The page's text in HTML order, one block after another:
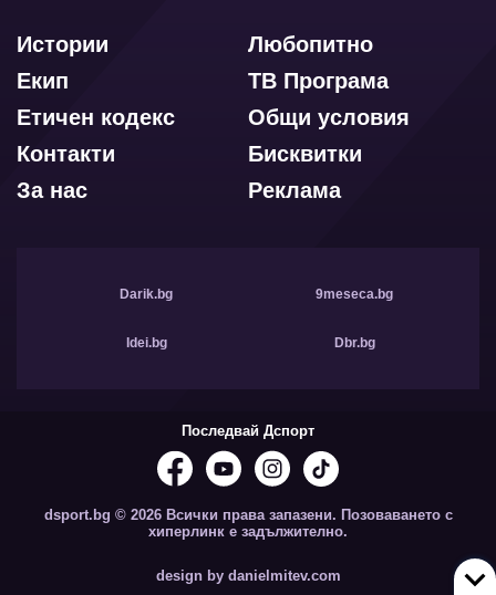
Любопитно
Истории
ТВ Програма
Екип
Общи условия
Етичен кодекс
Бисквитки
Контакти
Реклама
За нас
Darik.bg 9meseca.bg
Idei.bg Dbr.bg
Последвай Дспорт
dsport.bg © 2026 Всички права запазени. Позоваването с
хиперлинк е задължително.
design by danielmitev.com